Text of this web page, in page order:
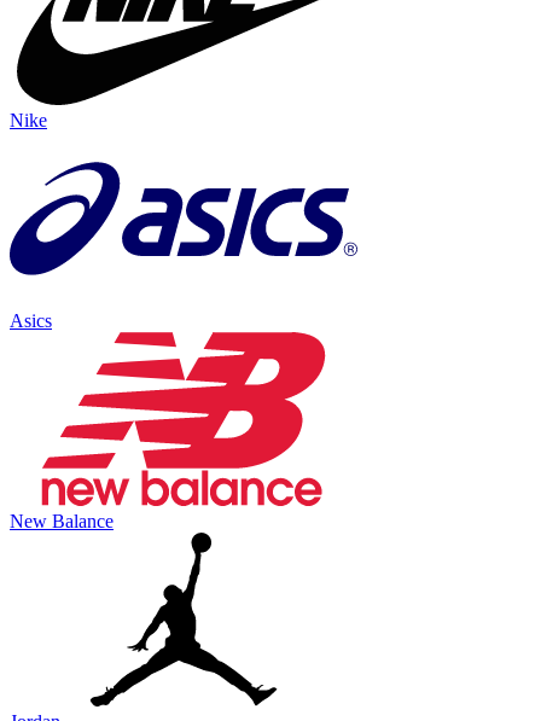
Nike
Asics
New Balance